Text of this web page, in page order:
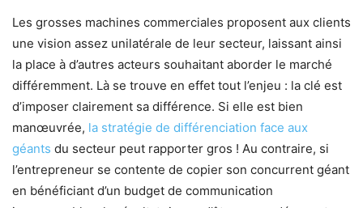
Les grosses machines commerciales proposent aux clients
une vision assez unilatérale de leur secteur, laissant ainsi
la place à d’autres acteurs souhaitant aborder le marché
différemment. Là se trouve en effet tout l’enjeu : la clé est
d’imposer clairement sa différence. Si elle est bien
manœuvrée, la stratégie de différenciation face aux
géants du secteur peut rapporter gros ! Au contraire, si
l’entrepreneur se contente de copier son concurrent géant
en bénéficiant d’un budget de communication